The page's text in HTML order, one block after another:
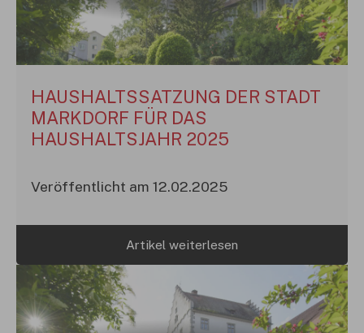
HAUSHALTSSATZUNG DER STADT
MARKDORF FÜR DAS
HAUSHALTSJAHR 2025
Veröffentlicht am 12.02.2025
Artikel weiterlesen